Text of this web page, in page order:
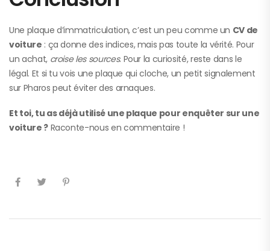
Une plaque d’immatriculation, c’est un peu comme un CV de
voiture : ça donne des indices, mais pas toute la vérité. Pour
un achat, croise les sources. Pour la curiosité, reste dans le
légal. Et si tu vois une plaque qui cloche, un petit signalement
sur Pharos peut éviter des arnaques.
Et toi, tu as déjà utilisé une plaque pour enquêter sur une
voiture ?Raconte-nous en commentaire !